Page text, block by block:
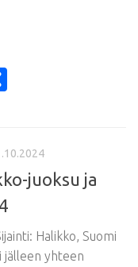
juoksu ja
Halikko, Suomi
jälleen yhteen